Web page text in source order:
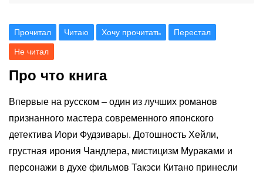
Прочитал Читаю Хочу прочитать Перестал
Не читал
Про что книга
Впервые на русском – один из лучших романов
признанного мастера современного японского
детектива Иори Фудзивары. Дотошность Хейли,
грустная ирония Чандлера, мистицизм Мураками и
персонажи в духе фильмов Такэси Китано принесли